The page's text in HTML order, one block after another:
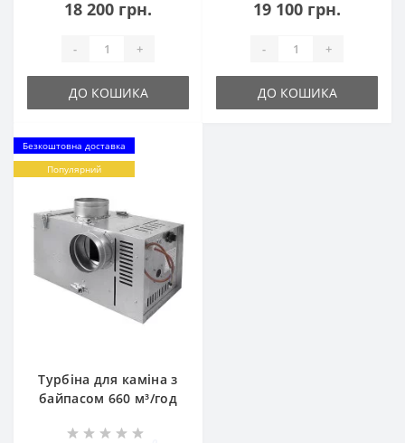
18 200 грн.
- +
ДО КОШИКА
19 100 грн.
- +
ДО КОШИКА
Безкоштовна доставка
Популярний
Турбіна для каміна з
байпасом 660 м³/год